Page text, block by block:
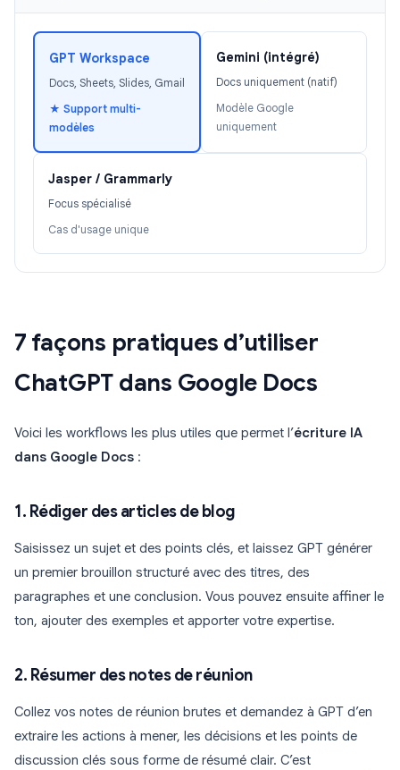
GPT Workspace
Docs, Sheets, Slides, Gmail
★ Support multi-
modèles
Gemini (intégré)
Docs uniquement (natif)
Modèle Google
uniquement
Jasper / Grammarly
Focus spécialisé
Cas d'usage unique
7 façons pratiques d’utiliser
ChatGPT dans Google Docs
Voici les workflows les plus utiles que permet l’écriture IA
dans Google Docs :
1. Rédiger des articles de blog
Saisissez un sujet et des points clés, et laissez GPT générer
un premier brouillon structuré avec des titres, des
paragraphes et une conclusion. Vous pouvez ensuite affiner le
ton, ajouter des exemples et apporter votre expertise.
2. Résumer des notes de réunion
Collez vos notes de réunion brutes et demandez à GPT d’en
extraire les actions à mener, les décisions et les points de
discussion clés sous forme de résumé clair. C’est